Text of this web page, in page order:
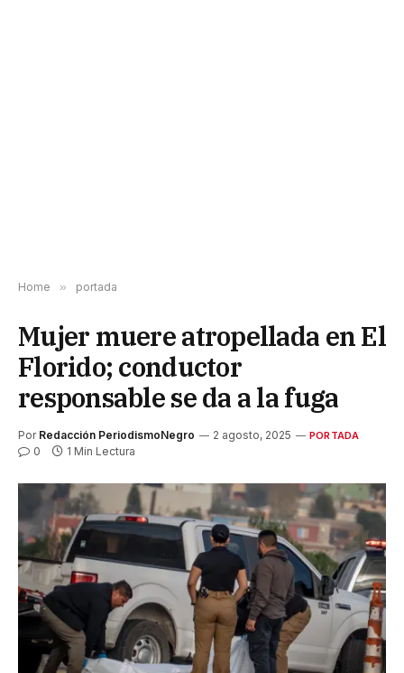
Home » portada
Mujer muere atropellada en El
Florido; conductor
responsable se da a la fuga
Por Redacción PeriodismoNegro 2 agosto, 2025 PORTADA
0 1 Min Lectura